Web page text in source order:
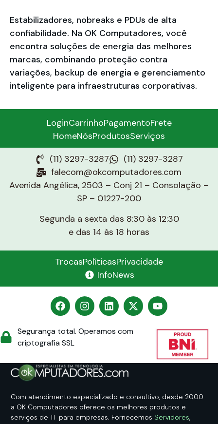
Estabilizadores, nobreaks e PDUs de alta
confiabilidade. Na OK Computadores, você
encontra soluções de energia das melhores
marcas, combinando proteção contra
variações, backup de energia e gerenciamento
inteligente para infraestruturas corporativas.
LoginCarrinhoPagamentoFrete
HomeNósProdutosServiços
(11) 3297-3287
(11) 3297-3287
falecom@okcomputadores.com
Avenida Angélica, 2503 – Conj 21 – Consolação –
SP – 01227-200
Segunda a sexta das 8:30 às 12:30
e das 14 às 18 horas
TrocasPolíticasPrivacidade
InfoNews
Segurança total. Operamos com
criptografia SSL
Com atendimento especializado e consultivo, desde 2000
a OK Computadores oferece os melhores produtos e
serviços de TI para empresas. Fornecemos Servidores,